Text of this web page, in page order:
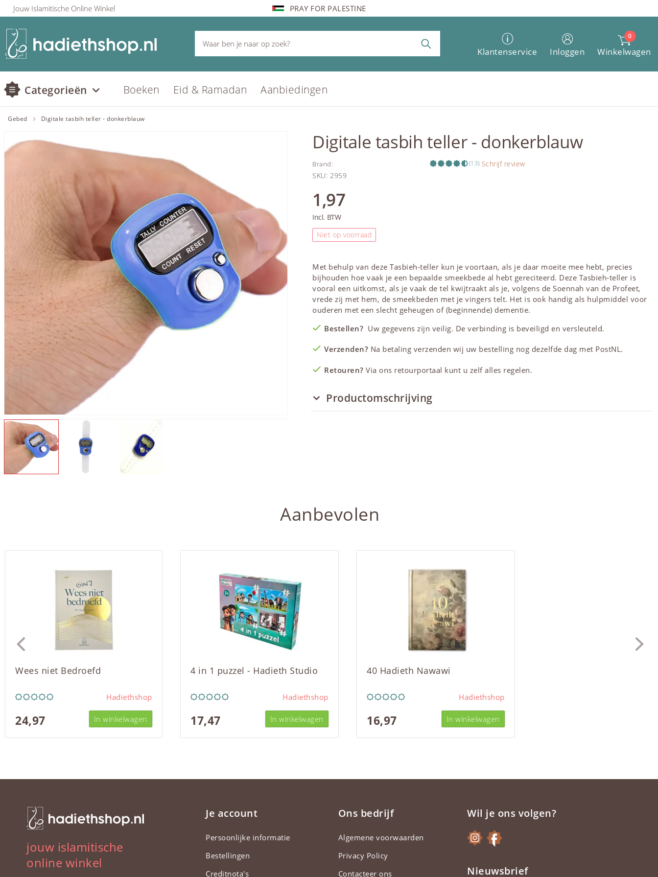
Jouw Islamitische Online Winkel PRAY FOR PALESTINE
Klantenservice Inloggen
0
Winkelwagen
Categorieën Boeken Eid & Ramadan Aanbiedingen
Gebed Digitale tasbih teller - donkerblauw
Digitale tasbih teller - donkerblauw
Brand: (13) Schrijf review
SKU: 2959
1,97
Incl. BTW
Niet op voorraad
Met behulp van deze Tasbieh-teller kun je voortaan, als je daar moeite mee hebt, precies
bijhouden hoe vaak je een bepaalde smeekbede al hebt gereciteerd. Deze Tasbieh-teller is
vooral een uitkomst, als je vaak de tel kwijtraakt als je, volgens de Soennah van de Profeet,
vrede zij met hem, de smeekbeden met je vingers telt. Het is ook handig als hulpmiddel voor
ouderen met een slecht geheugen of (beginnende) dementie.
Bestellen? Uw gegevens zijn veilig. De verbinding is beveiligd en versleuteld.
Verzenden? Na betaling verzenden wij uw bestelling nog dezelfde dag met PostNL.
Retouren? Via ons retourportaal kunt u zelf alles regelen.
Productomschrijving
Aanbevolen
Wees niet Bedroefd
Hadiethshop
24,97 In winkelwagen
4 in 1 puzzel - Hadieth Studio
Hadiethshop
17,47 In winkelwagen
40 Hadieth Nawawi
Hadiethshop
16,97 In winkelwagen
jouw islamitische
online winkel
Je account
Persoonlijke informatie
Bestellingen
Creditnota's
Ons bedrijf
Algemene voorwaarden
Privacy Policy
Contacteer ons
Wil je ons volgen?
Nieuwsbrief